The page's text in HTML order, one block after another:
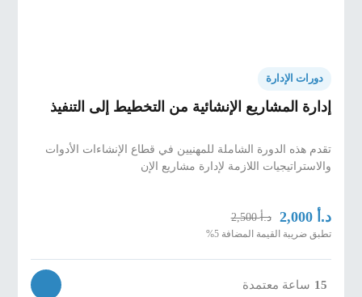
دورات الإدارة
إدارة المشاريع الإنشائية من التخطيط إلى التنفيذ
تقدم هذه الدورة الشاملة للمهنيين في قطاع الإنشاءات الأدوات
والاستراتيجيات اللازمة لإدارة مشاريع الإن
د.أ 2,000 د.أ2,500
تطبق ضريبة القيمة المضافة 5%
15 ساعة معتمدة